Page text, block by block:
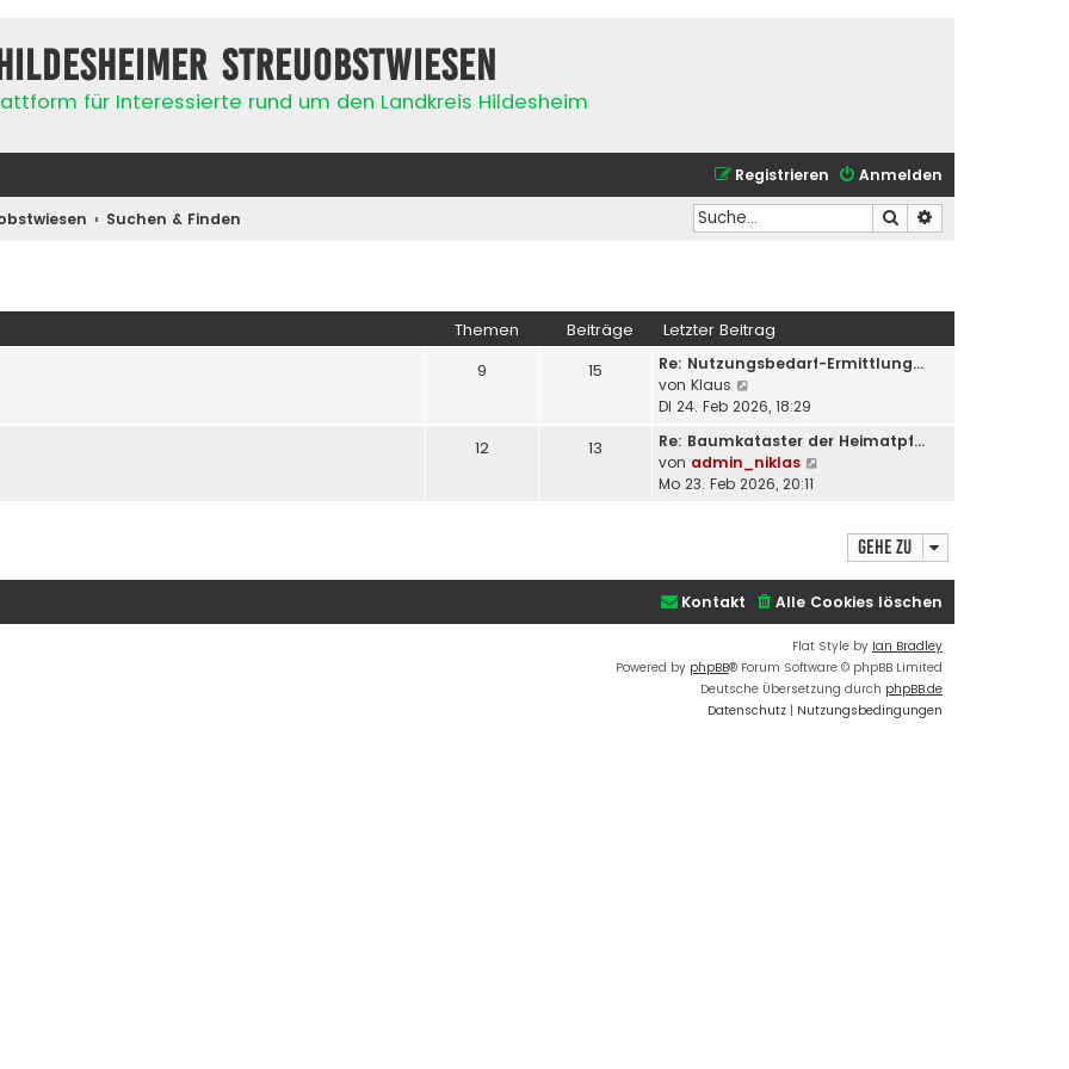
Streuobstwiesen
für Interessierte rund um den Landkreis Hildesheim
Anmelden
Registrieren
Suchen & Finden Suche
Themen Beiträge Letzter Beitrag
9 15
Re: Nutzungsbedarf-Ermittlung…
von Klaus
e
e
s
t
e
t
a
g
Di 24. Feb 2026, 18:29
12 13
Re: Baumkataster der Heimatpf…
von admin_niklas
r
e
i
t
r
Mo 23. Feb 2026, 20:11
Gehe zu
Alle Cookies löschen
Kontakt
Flat Style by Ian Bradley
Powered by phpBB® Forum Software © phpBB Limited
Deutsche Übersetzung durch phpBB.de
Datenschutz | Nutzungsbedingungen